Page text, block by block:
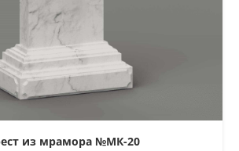
из мрамора №МК-20